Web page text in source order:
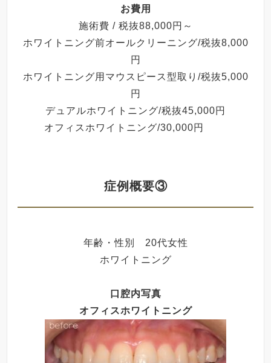
お費用
施術費 / 税抜88,000円～
ホワイトニング前オールクリーニング/税抜8,000
円
ホワイトニング用マウスピース型取り/税抜5,000
円
デュアルホワイトニング/税抜45,000円
オフィスホワイトニング/30,000円
症例概要③
年齢・性別 20代女性
ホワイトニング
口腔内写真
オフィスホワイトニング